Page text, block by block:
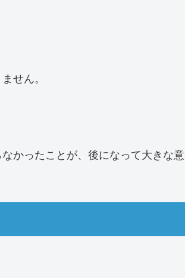
せん。
かったことが、後になって大きな意